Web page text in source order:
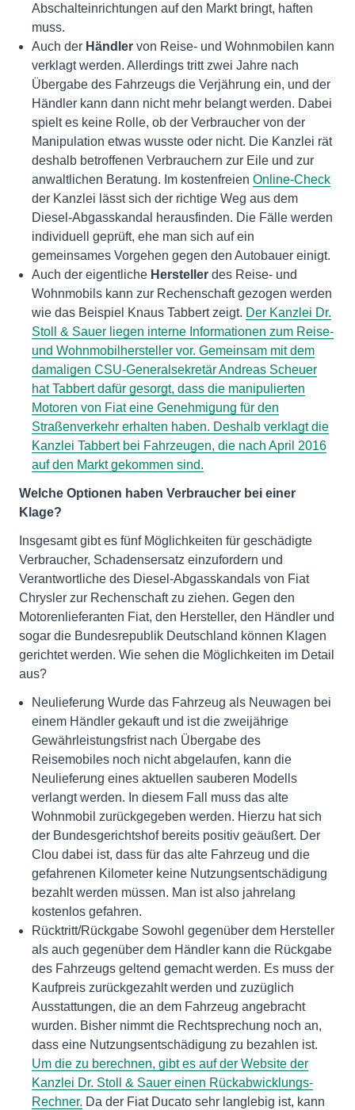
Abschalteinrichtungen auf den Markt bringt, haften
muss.
Auch der Händler von Reise- und Wohnmobilen kann
verklagt werden. Allerdings tritt zwei Jahre nach
Übergabe des Fahrzeugs die Verjährung ein, und der
Händler kann dann nicht mehr belangt werden. Dabei
spielt es keine Rolle, ob der Verbraucher von der
Manipulation etwas wusste oder nicht. Die Kanzlei rät
deshalb betroffenen Verbrauchern zur Eile und zur
anwaltlichen Beratung. Im kostenfreien Online-Check
der Kanzlei lässt sich der richtige Weg aus dem
Diesel-Abgasskandal herausfinden. Die Fälle werden
individuell geprüft, ehe man sich auf ein
gemeinsames Vorgehen gegen den Autobauer einigt.
Auch der eigentliche Hersteller des Reise- und
Wohnmobils kann zur Rechenschaft gezogen werden
wie das Beispiel Knaus Tabbert zeigt. Der Kanzlei Dr.
Stoll & Sauer liegen interne Informationen zum Reise-
und Wohnmobilhersteller vor. Gemeinsam mit dem
damaligen CSU-Generalsekretär Andreas Scheuer
hat Tabbert dafür gesorgt, dass die manipulierten
Motoren von Fiat eine Genehmigung für den
Straßenverkehr erhalten haben. Deshalb verklagt die
Kanzlei Tabbert bei Fahrzeugen, die nach April 2016
auf den Markt gekommen sind.
Welche Optionen haben Verbraucher bei einer
Klage?
Insgesamt gibt es fünf Möglichkeiten für geschädigte
Verbraucher, Schadensersatz einzufordern und
Verantwortliche des Diesel-Abgasskandals von Fiat
Chrysler zur Rechenschaft zu ziehen. Gegen den
Motorenlieferanten Fiat, den Hersteller, den Händler und
sogar die Bundesrepublik Deutschland können Klagen
gerichtet werden. Wie sehen die Möglichkeiten im Detail
aus?
Neulieferung Wurde das Fahrzeug als Neuwagen bei
einem Händler gekauft und ist die zweijährige
Gewährleistungsfrist nach Übergabe des
Reisemobiles noch nicht abgelaufen, kann die
Neulieferung eines aktuellen sauberen Modells
verlangt werden. In diesem Fall muss das alte
Wohnmobil zurückgegeben werden. Hierzu hat sich
der Bundesgerichtshof bereits positiv geäußert. Der
Clou dabei ist, dass für das alte Fahrzeug und die
gefahrenen Kilometer keine Nutzungsentschädigung
bezahlt werden müssen. Man ist also jahrelang
kostenlos gefahren.
Rücktritt/Rückgabe Sowohl gegenüber dem Hersteller
als auch gegenüber dem Händler kann die Rückgabe
des Fahrzeugs geltend gemacht werden. Es muss der
Kaufpreis zurückgezahlt werden und zuzüglich
Ausstattungen, die an dem Fahrzeug angebracht
wurden. Bisher nimmt die Rechtsprechung noch an,
dass eine Nutzungsentschädigung zu bezahlen ist.
Um die zu berechnen, gibt es auf der Website der
Kanzlei Dr. Stoll & Sauer einen Rückabwicklungs-
Rechner. Da der Fiat Ducato sehr langlebig ist, kann